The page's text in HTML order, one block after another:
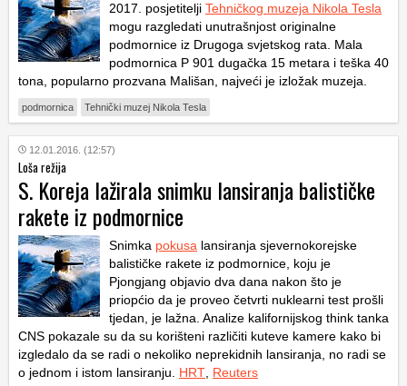
2017. posjetitelji Tehničkog muzeja Nikola Tesla
mogu razgledati unutrašnjost originalne
podmornice iz Drugoga svjetskog rata. Mala
podmornica P 901 dugačka 15 metara i teška 40
tona, popularno prozvana Mališan, najveći je izložak muzeja.
podmornica Tehnički muzej Nikola Tesla
12.01.2016. (12:57)
Loša režija
S. Koreja lažirala snimku lansiranja balističke
rakete iz podmornice
Snimka pokusa lansiranja sjevernokorejske
balističke rakete iz podmornice, koju je
Pjongjang objavio dva dana nakon što je
priopćio da je proveo četvrti nuklearni test prošli
tjedan, je lažna. Analize kalifornijskog think tanka
CNS pokazale su da su korišteni različiti kuteve kamere kako bi
izgledalo da se radi o nekoliko neprekidnih lansiranja, no radi se
o jednom i istom lansiranju. HRT Reuters